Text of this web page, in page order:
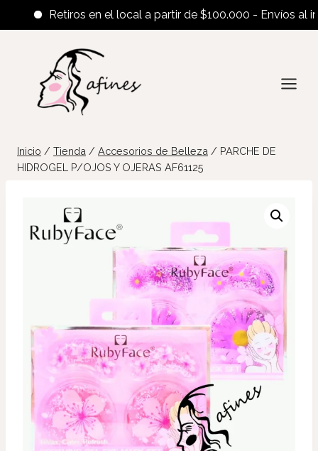
Retiros en el local a partir de $100.000 - Envíos al
contenido
Inicio / Tienda / Accesorios de Belleza / PARCHE DE
HIDROGEL P/OJOS Y OJERAS AF61125